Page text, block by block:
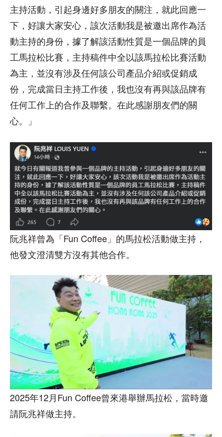
主持活動，引起身邊好多朋友的關注，就此回應一
下，好讓大家安心，該次活動我是被邀出席作為活
動主持的身份，據了解該活動性質是一個品牌的員
工馬拉松比賽，主持稿件中全以該馬拉松比賽活動
為主，並沒有涉及任何該公司產品介紹或促銷成
份，完成當日主持工作後，我也沒有再與該品牌有
任何工作上的合作及聯繫。在此感謝朋友們的關
心。」
阮兆祥曾為「Fun Coffee」的馬拉松活動做主持，
他發文澄清雙方沒有其他合作。
2025年12月Fun Coffee曾來港舉辦馬拉松，當時邀
請阮兆祥做主持。